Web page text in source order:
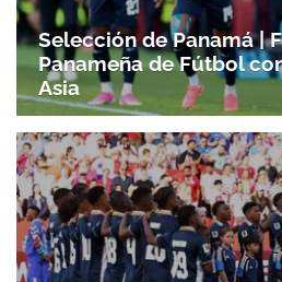
Selección de Panamá |
Panameña de Fútbol
Asia